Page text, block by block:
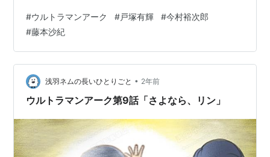
上に変身者への感情がデカいよ？」とまいこッピーに教
えてあげたいのだが。 今まで星元市に現れた怪獣は全て
オニキスの影響だったんだよ！…インターネット・カネ
ゴン以外は！今回の総集編はオニキスの謎中心なんだけ
ど、現時点ではあくまでオニキスは「どこかへ消えた」
という扱いなのね。ギャラクシーアーマー…
#ウルトラマンアーク #戸塚有輝 #今村裕次郎
#藤本沙紀
浅羽ネムの長いひとりごと • 2年前
ウルトラマンアーク第9話「さよなら、リン」